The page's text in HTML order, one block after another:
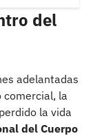
del
adelantadas
comercial, la
la vida
del Cuerpo